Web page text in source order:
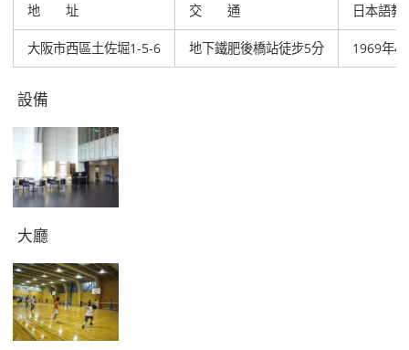
地 址 交 通 日本語教
大阪市西區土佐堀1-5-6 地下鐵肥後橋站徒步5分 1969年4
設備
大廳